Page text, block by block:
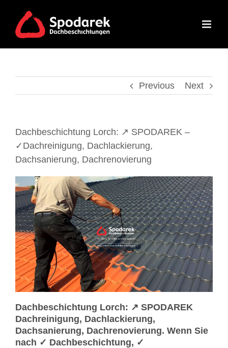
content
Previous Next
Dachbeschichtung Lorch: ↗️ SPODAREK –
✓Dachreinigung, Dachlackierung,
Dachsanierung, Dachrenovierung
Dachbeschichtung Lorch: ↗️ SPODAREK
Dachreinigung, Dachlackierung,
Dachsanierung, Dachrenovierung. Wenn Sie
nach ✓ Dachbeschichtung, ✓